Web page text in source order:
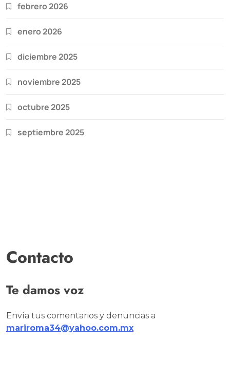
febrero 2026
enero 2026
diciembre 2025
noviembre 2025
octubre 2025
septiembre 2025
Contacto
Te damos voz
Envía tus comentarios y denuncias a
mariroma34@yahoo.com.mx